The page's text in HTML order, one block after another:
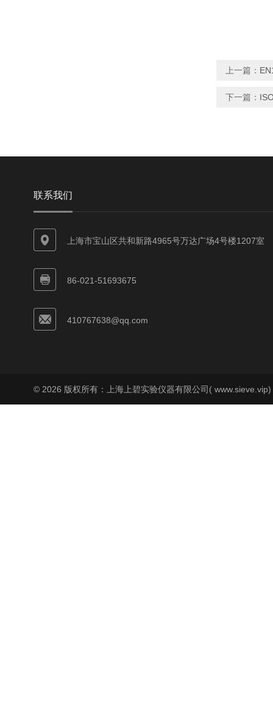
上一篇：
下一篇：
联系我们
上海市宝山区共和新路4965号万达广场4号楼1207室
86-021-51693675
410767638@qq.com
© 2026 版权所有：上海上碧实验仪器有限公司(